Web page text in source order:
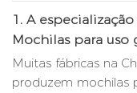
1. A
Mochilas para uso
Muitas fábricas na
produzem mochilas